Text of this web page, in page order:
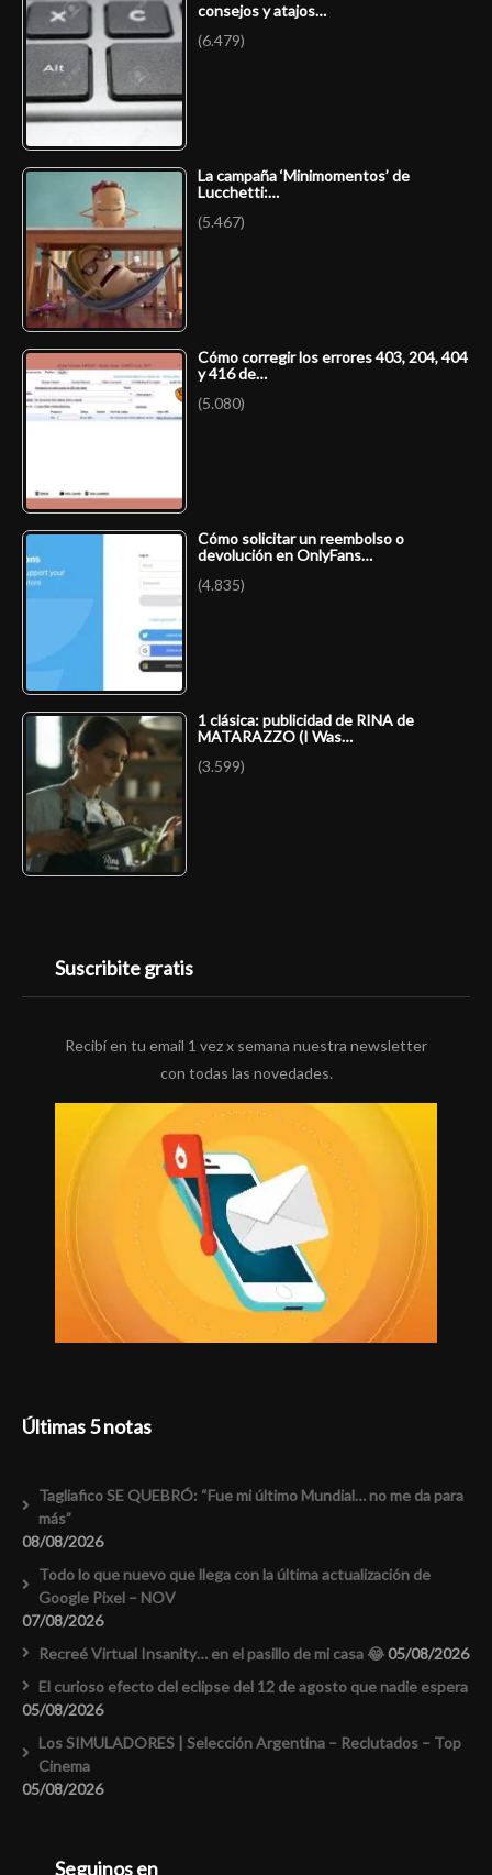
consejos y atajos…
(6.479)
La campaña ‘Minimomentos’ de
Lucchetti:…
(5.467)
Cómo corregir los errores 403, 204, 404
y 416 de…
(5.080)
Cómo solicitar un reembolso o
devolución en OnlyFans…
(4.835)
1 clásica: publicidad de RINA de
MATARAZZO (I Was…
(3.599)
Suscribite gratis
Recibí en tu email 1 vez x semana nuestra newsletter
con todas las novedades.
Últimas 5 notas
Tagliafico SE QUEBRÓ: “Fue mi último Mundial… no me da para
más”
08/08/2026
Todo lo que nuevo que llega con la última actualización de
Google Pixel – NOV
07/08/2026
Recreé Virtual Insanity… en el pasillo de mi casa 😂05/08/2026
El curioso efecto del eclipse del 12 de agosto que nadie espera
05/08/2026
Los SIMULADORES | Selección Argentina – Reclutados – Top
Cinema
05/08/2026
Seguinos en